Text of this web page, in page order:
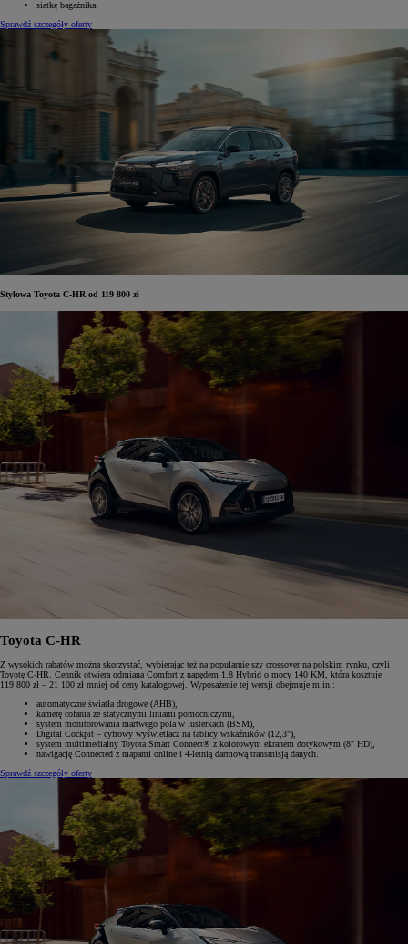
siatkę bagażnika.
Sprawdź szczegóły oferty
Stylowa Toyota C-HR od 119 800 zł
Toyota C-HR
Z wysokich rabatów można skorzystać, wybierając też najpopularniejszy crossover na polskim rynku, czyli
Toyotę C-HR. Cennik otwiera odmiana Comfort z napędem 1.8 Hybrid o mocy 140 KM, która kosztuje
119 800 zł – 21 100 zł mniej od ceny katalogowej. Wyposażenie tej wersji obejmuje m.in.:
automatyczne światła drogowe (AHB),
kamerę cofania ze statycznymi liniami pomocniczymi,
system monitorowania martwego pola w lusterkach (BSM),
Digital Cockpit – cyfrowy wyświetlacz na tablicy wskaźników (12,3"),
system multimedialny Toyota Smart Connect® z kolorowym ekranem dotykowym (8" HD),
nawigację Connected z mapami online i 4-letnią darmową transmisją danych.
Sprawdź szczegóły oferty